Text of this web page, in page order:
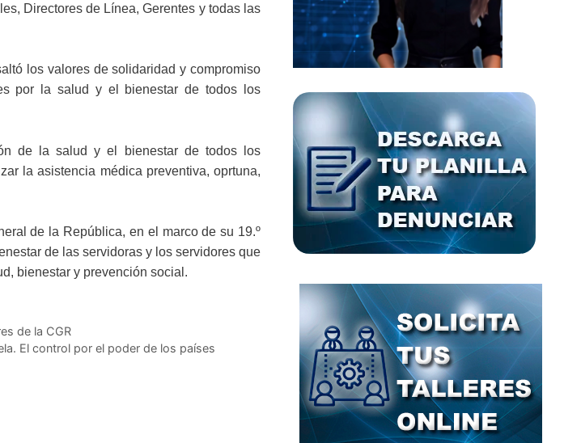
Directores de Línea, Gerentes y todas las
los valores de solidaridad y compromiso
por la salud y el bienestar de todos los
de la salud y el bienestar de todos los
la asistencia médica preventiva, oprtuna,
de la República, en el marco de su 19.º
de las servidoras y los servidores que
bienestar y prevención social.
de la CGR
El control por el poder de los países